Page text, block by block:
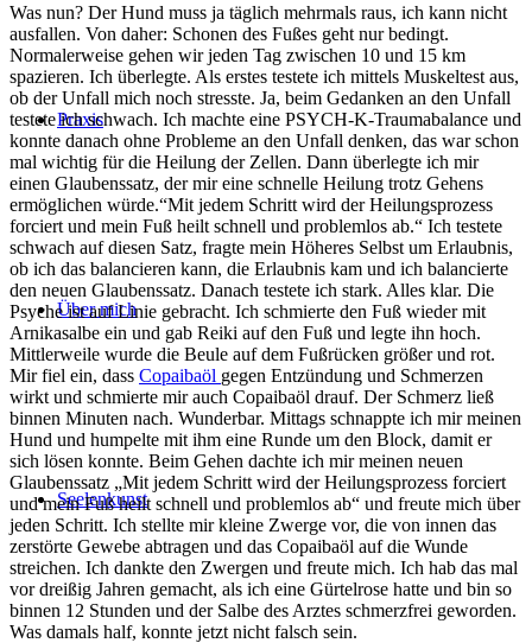
Praxis
Über mich
Seelenkunst
Was nun? Der Hund muss ja täglich mehrmals raus, ich kann nicht
ausfallen. Von daher: Schonen des Fußes geht nur bedingt.
Normalerweise gehen wir jeden Tag zwischen 10 und 15 km
spazieren. Ich überlegte. Als erstes testete ich mittels Muskeltest aus,
ob der Unfall mich noch stresste. Ja, beim Gedanken an den Unfall
testete ich schwach. Ich machte eine PSYCH-K-Traumabalance und
konnte danach ohne Probleme an den Unfall denken, das war schon
mal wichtig für die Heilung der Zellen. Dann überlegte ich mir
einen Glaubenssatz, der mir eine schnelle Heilung trotz Gehens
ermöglichen würde.“Mit jedem Schritt wird der Heilungsprozess
forciert und mein Fuß heilt schnell und problemlos ab.“ Ich testete
schwach auf diesen Satz, fragte mein Höheres Selbst um Erlaubnis,
ob ich das balancieren kann, die Erlaubnis kam und ich balancierte
den neuen Glaubenssatz. Danach testete ich stark. Alles klar. Die
Psyche ist auf Linie gebracht. Ich schmierte den Fuß wieder mit
Arnikasalbe ein und gab Reiki auf den Fuß und legte ihn hoch.
Mittlerweile wurde die Beule auf dem Fußrücken größer und rot.
Mir fiel ein, dass Copaibaöl gegen Entzündung und Schmerzen
wirkt und schmierte mir auch Copaibaöl drauf. Der Schmerz ließ
binnen Minuten nach. Wunderbar. Mittags schnappte ich mir meinen
Hund und humpelte mit ihm eine Runde um den Block, damit er
sich lösen konnte. Beim Gehen dachte ich mir meinen neuen
Glaubenssatz „Mit jedem Schritt wird der Heilungsprozess forciert
und mein Fuß heilt schnell und problemlos ab“ und freute mich über
jeden Schritt. Ich stellte mir kleine Zwerge vor, die von innen das
zerstörte Gewebe abtragen und das Copaibaöl auf die Wunde
streichen. Ich dankte den Zwergen und freute mich. Ich hab das mal
vor dreißig Jahren gemacht, als ich eine Gürtelrose hatte und bin so
binnen 12 Stunden und der Salbe des Arztes schmerzfrei geworden.
Was damals half, konnte jetzt nicht falsch sein.